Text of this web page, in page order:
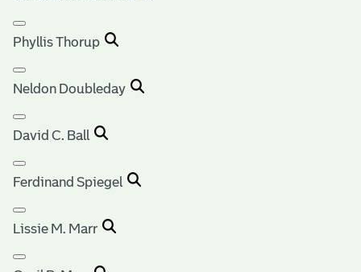
Phyllis Thorup
Neldon Doubleday
David C. Ball
Ferdinand Spiegel
Lissie M. Marr